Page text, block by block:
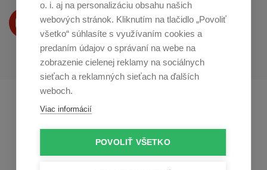
o. i. aj na personalizáciu obsahu našich
webových stránok. Kliknutím na tlačidlo „Povoliť
všetko“ súhlasíte s využívaním cookies a
predaním údajov o správaní na webe na
zobrazenie cielenej reklamy na sociálnych
sieťach a reklamných sieťach na ďalších
weboch.
Viac informácií
POVOLIŤ VŠETKO
Produkty Vám predstavujeme
na Youtube
Profikuchař.cz